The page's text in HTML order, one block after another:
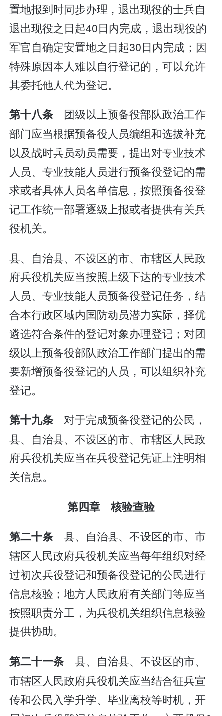
置地报到时同步办理，退出现役的士兵自
退出现役之日起40日内完成，退出现役的
军官自确定安置地之日起30日内完成；因
特殊原因本人难以自行登记的，可以允许
其委托他人代为登记。
第十八条 团级以上预备役部队政治工作
部门应当根据预备役人员编组和选拔补充
以及战时兵员动员需要，提出对专业技术
人员、专业技能人员进行预备役登记的需
求或者具体人员名单信息，按照预备役登
记工作统一部署逐级上报或者提供有关兵
役机关。
县、自治县、不设区的市、市辖区人民政
府兵役机关应当按照上级下达的专业技术
人员、专业技能人员预备役登记任务，结
合本行政区域内国防动员潜力实际，择优
遴选符合条件的登记对象办理登记；对团
级以上预备役部队政治工作部门提出的需
要新增预备役登记的人员，可以组织补充
登记。
第十九条对于完成预备役登记的公民，
县、自治县、不设区的市、市辖区人民政
府兵役机关应当在兵役登记凭证上注明相
关信息。
第四章 核验查验
第二十条 县、自治县、不设区的市、市
辖区人民政府兵役机关应当每年组织对经
过初次兵役登记和预备役登记的公民进行
信息核验；地方人民政府有关部门等应当
按照职责分工，为兵役机关组织信息核验
提供协助。
第二十一条 县、自治县、不设区的市、
市辖区人民政府兵役机关应当结合征兵宣
传和公民入学升学、毕业离校等时机，开